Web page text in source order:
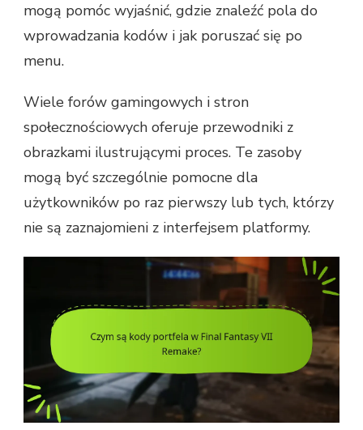
mogą pomóc wyjaśnić, gdzie znaleźć pola do
wprowadzania kodów i jak poruszać się po
menu.
Wiele forów gamingowych i stron
społecznościowych oferuje przewodniki z
obrazkami ilustrującymi proces. Te zasoby
mogą być szczególnie pomocne dla
użytkowników po raz pierwszy lub tych, którzy
nie są zaznajomieni z interfejsem platformy.